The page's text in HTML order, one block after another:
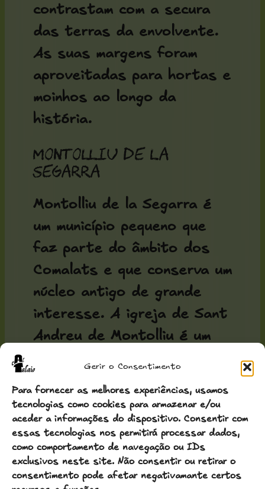
Gerir o Consentimento
Para fornecer as melhores experiências, usamos
tecnologias como cookies para armazenar e/ou
aceder a informações do dispositivo. Consentir com
essas tecnologias nos permitirá processar dados,
como comportamento de navegação ou IDs
exclusivos neste site. Não consentir ou retirar o
consentimento pode afetar negativamante certos
contrastam com a secura
das terras da envolvente.
As suas margens foram
aproveitadas para hortas e
moinhos ao longo da
história.
Montolliu de la
Segarra
Montolliu de la Segarra é
um município pequeno que
faz parte do âmbito dos
Comalats e que conserva um
núcleo antigo de grande
interesse. A igreja de Sant
Andreu de Montolliu é um
exemplo característico do
românico da Segarra, com a
sua estrutura sóbria e os
materiais de pedra local
que lhe conferem um aspeto
integrado na paisagem